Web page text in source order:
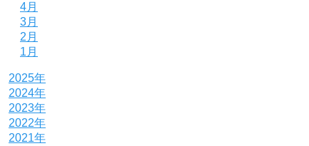
4月
3月
2月
1月
2025年
2024年
2023年
2022年
2021年